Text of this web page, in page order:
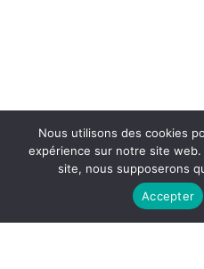
Nous utilisons des cookies
expérience sur notre site
site, nous supposerons
Accepter